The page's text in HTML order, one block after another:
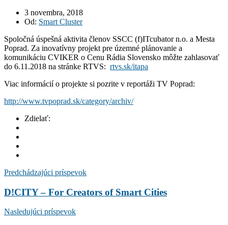
3 novembra, 2018
Od: Smart Cluster
Spoločná úspešná aktivita členov SSCC (f)ITcubator n.o. a Mesta
Poprad. Za inovatívny projekt pre územné plánovanie a
komunikáciu CVIKER o Cenu Rádia Slovensko môžte zahlasovať
do 6.11.2018 na stránke RTVS: rtvs.sk/itapa
Viac informácií o projekte si pozrite v reportáži TV Poprad:
http://www.tvpoprad.sk/category/archiv/
Zdielať:
Predchádzajúci príspevok
D!CITY – For Creators of Smart Cities
Nasledujúci príspevok